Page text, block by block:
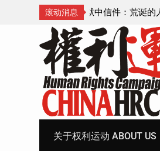
滚动消息
的人与公义的神 顾玲娣：涉黑涉
关于权利运动 ABOUT US